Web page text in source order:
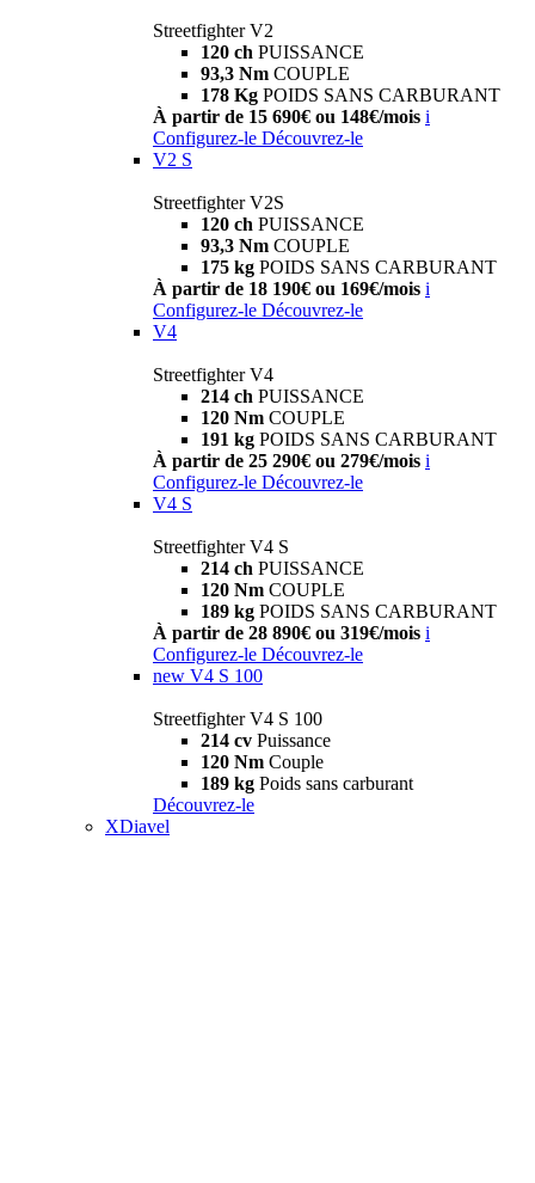
Streetfighter V2
120 ch PUISSANCE
93,3 Nm COUPLE
178 Kg POIDS SANS CARBURANT
À partir de 15 690€ ou 148€/mois i
Configurez-le Découvrez-le
V2 S
Streetfighter V2S
120 ch PUISSANCE
93,3 Nm COUPLE
175 kg POIDS SANS CARBURANT
À partir de 18 190€ ou 169€/mois i
Configurez-le Découvrez-le
V4
Streetfighter V4
214 ch PUISSANCE
120 Nm COUPLE
191 kg POIDS SANS CARBURANT
À partir de 25 290€ ou 279€/mois i
Configurez-le Découvrez-le
V4 S
Streetfighter V4 S
214 ch PUISSANCE
120 Nm COUPLE
189 kg POIDS SANS CARBURANT
À partir de 28 890€ ou 319€/mois i
Configurez-le Découvrez-le
new V4 S 100
Streetfighter V4 S 100
214 cv Puissance
120 Nm Couple
189 kg Poids sans carburant
Découvrez-le
XDiavel